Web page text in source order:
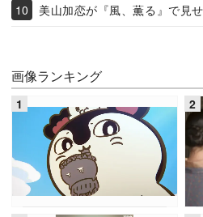
美山加恋が『風、薫る』で見
画像ランキング